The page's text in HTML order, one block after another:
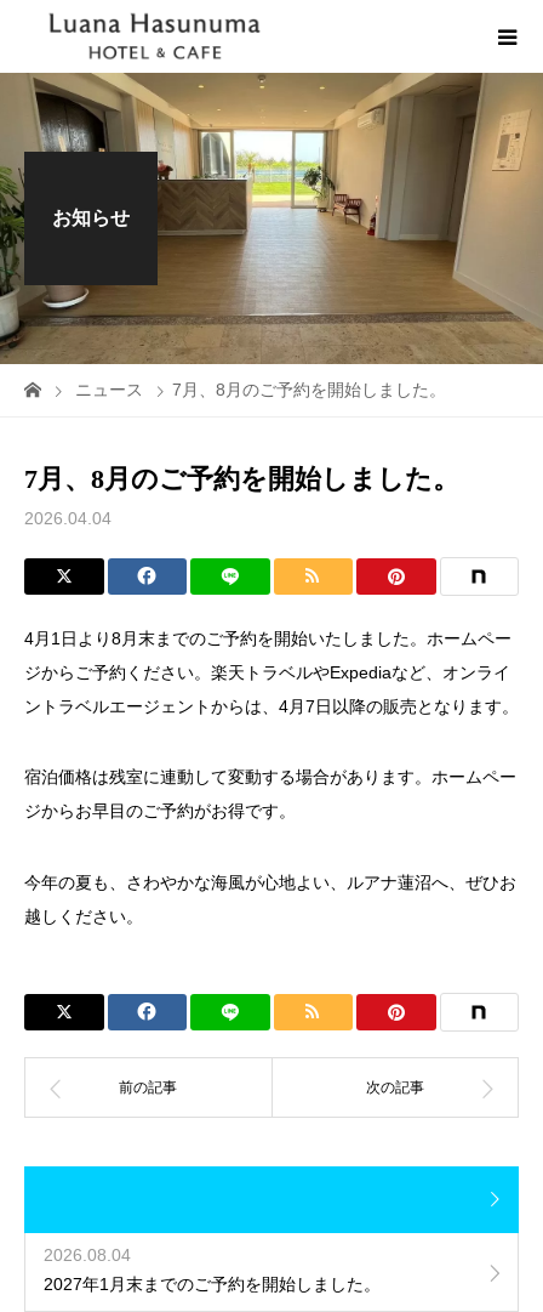
お知らせ
ニュース 7月、8月のご予約を開始しました。
7月、8月のご予約を開始しました。
2026.04.04
4月1日より8月末までのご予約を開始いたしました。ホームペー
ジからご予約ください。楽天トラベルやExpediaなど、オンライ
ントラベルエージェントからは、4月7日以降の販売となります。
宿泊価格は残室に連動して変動する場合があります。ホームペー
ジからお早目のご予約がお得です。
今年の夏も、さわやかな海風が心地よい、ルアナ蓮沼へ、ぜひお
越しください。
2026.08.04
2027年1月末までのご予約を開始しました。